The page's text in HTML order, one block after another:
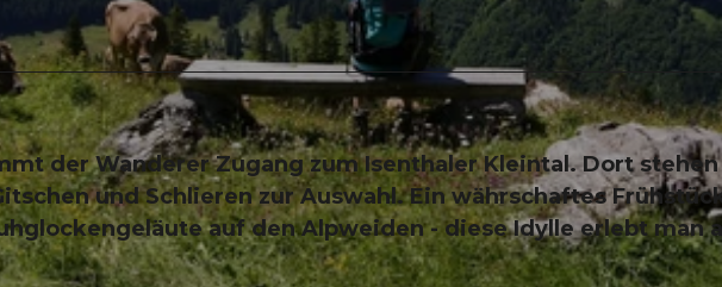
der Wanderer Zugang zum Isenthaler Kleintal. Dort
und Schlieren zur Auswahl. Ein währschaftes
auf den Alpweiden - diese Idylle erlebt man